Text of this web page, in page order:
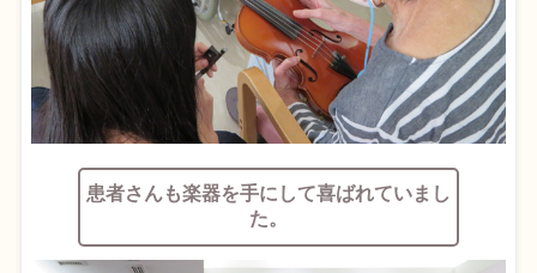
患者さんも楽器を手にして喜ばれていまし
た。